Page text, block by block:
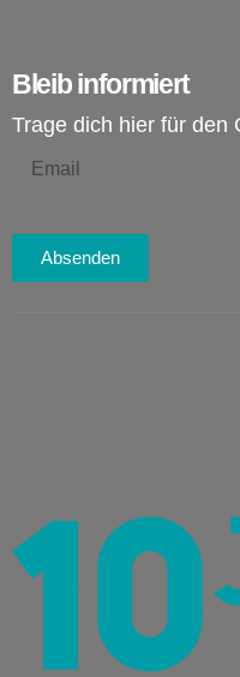
Bleib informiert
Trage dich hier für den
Absenden